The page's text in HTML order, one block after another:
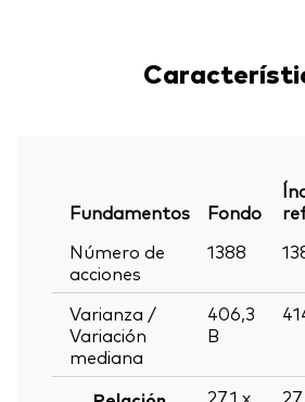
Fundamentos Fondo
Número de
acciones
1388
Varianza /
Variación
mediana
406,3
B
27,1 x